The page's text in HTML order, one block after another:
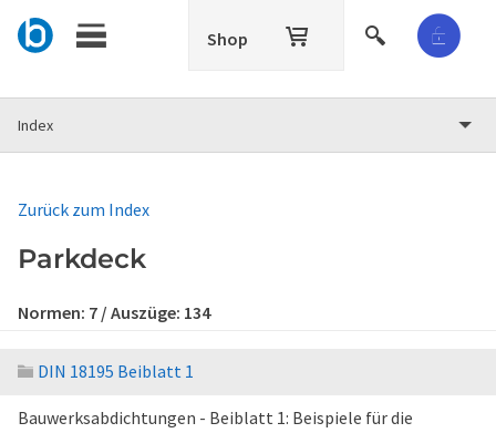
Shop
Index
Zurück zum Index
Parkdeck
Normen: 7 / Auszüge: 134
DIN 18195 Beiblatt 1
Bauwerksabdichtungen - Beiblatt 1: Beispiele für die